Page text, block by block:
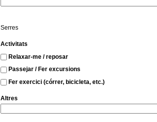
Serres
Activitats
Relaxar-me / reposar
Passejar / Fer excursions
Fer exercici (córrer, bicicleta, etc.)
Altres